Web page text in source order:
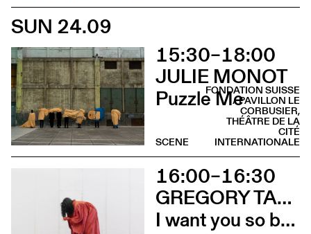
SUN 24.09
15:30–18:00
JULIE MONOT
Puzzle MeFONDATION SUISSE
/ PAVILLON LE
CORBUSIER,
THÉÂTRE DE LA
CITÉ
INTERNATIONALE
SCENE
16:00–16:30
GREGORY TARA HARI AVEC PINKY HTUT AUNG
I want you so bad it’s my only wish